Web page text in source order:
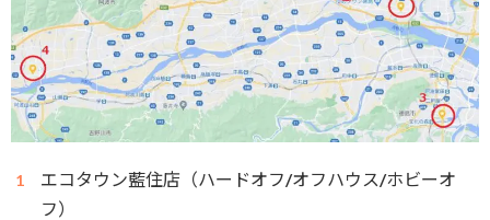
エコタウン藍住店（ハードオフ/オフハウス/ホビーオ
フ）